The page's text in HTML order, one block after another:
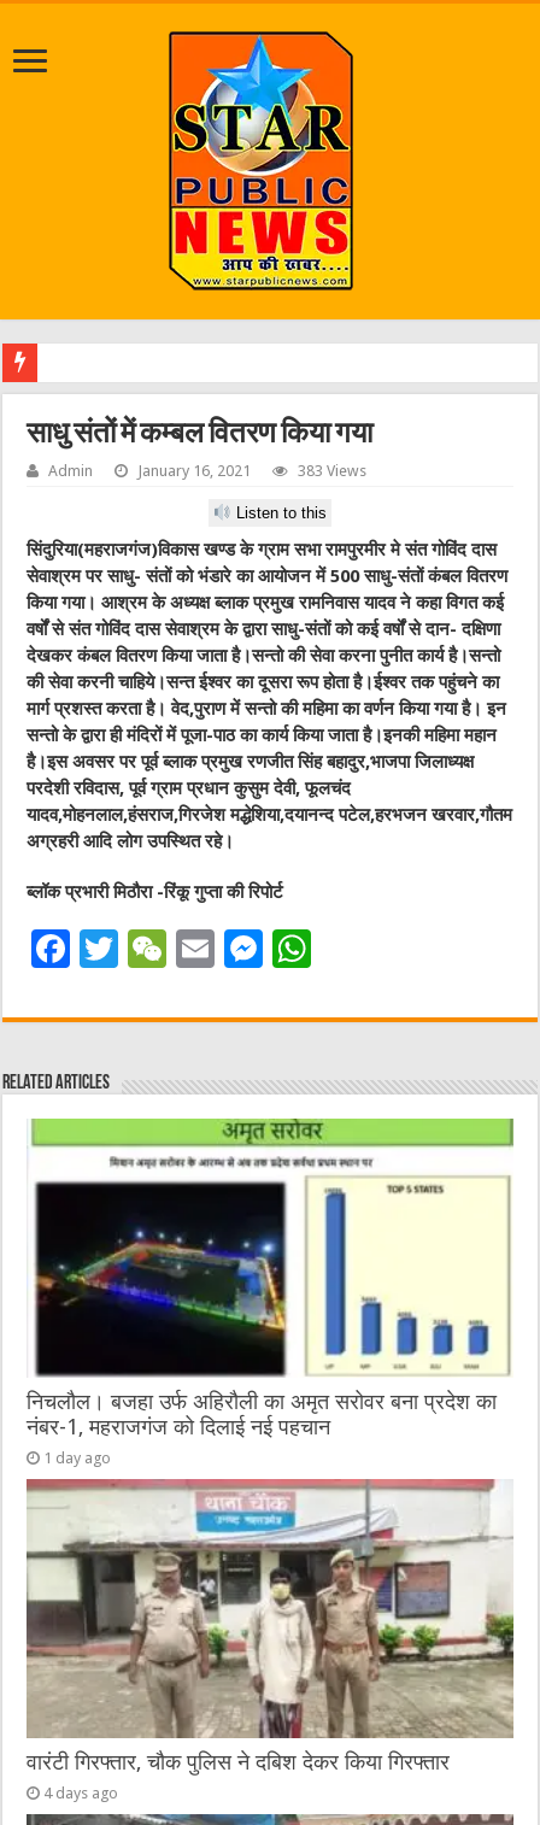
साधु संतों में कम्बल वितरण किया गया
Admin January 16, 2021 383 Views
Listen to this
सिंदुरिया(महराजगंज)विकास खण्ड के ग्राम सभा रामपुरमीर मे संत गोविंद दास
सेवाश्रम पर साधु- संतों को भंडारे का आयोजन में 500 साधु-संतों कंबल वितरण
किया गया। आश्रम के अध्यक्ष ब्लाक प्रमुख रामनिवास यादव ने कहा विगत कई
वर्षों से संत गोविंद दास सेवाश्रम के द्वारा साधु-संतों को कई वर्षों से दान- दक्षिणा
देखकर कंबल वितरण किया जाता है।सन्तो की सेवा करना पुनीत कार्य है।सन्तो
की सेवा करनी चाहिये।सन्त ईश्वर का दूसरा रूप होता है।ईश्वर तक पहुंचने का
मार्ग प्रशस्त करता है। वेद,पुराण में सन्तो की महिमा का वर्णन किया गया है। इन
सन्तो के द्वारा ही मंदिरों में पूजा-पाठ का कार्य किया जाता है।इनकी महिमा महान
है।इस अवसर पर पूर्व ब्लाक प्रमुख रणजीत सिंह बहादुर,भाजपा जिलाध्यक्ष
परदेशी रविदास, पूर्व ग्राम प्रधान कुसुम देवी, फूलचंद
यादव,मोहनलाल,हंसराज,गिरजेश मद्धेशिया,दयानन्द पटेल,हरभजन खरवार,गौतम
अग्रहरी आदि लोग उपस्थित रहे।
ब्लॉक प्रभारी मिठौरा -रिंकू गुप्ता की रिपोर्ट
F
c
e
b
o
o
T
it
r
W
C
at
E
ai
M
ss
n
g
er
at
A
p
p
Related Articles
निचलौल। बजहा उर्फ अहिरौली का अमृत सरोवर बना प्रदेश का
नंबर-1, महराजगंज को दिलाई नई पहचान
1 day ago
वारंटी गिरफ्तार, चौक पुलिस ने दबिश देकर किया गिरफ्तार
4 days ago